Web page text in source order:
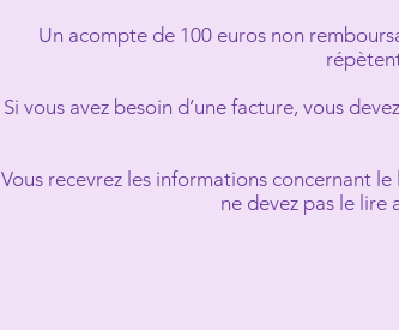
Un acompte de 100 euros non
Si vous avez besoin d’une facture, vous
Vous recevrez les informations concernant
ne devez pas le lire